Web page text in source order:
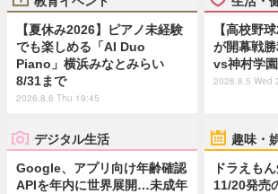
【夏休み2026】ピアノ未経験
でも楽しめる「AI Duo
Piano」横浜みなとみらい
8/31まで
2026.8.6 Thu 19:45
【高校野
が開幕戦
vs神村学
2026.8.5 Wed
デジタル生活
Google、アプリ向け年齢確認
APIを年内に世界展開…未成年
趣味・
ドラえも
11/20発売